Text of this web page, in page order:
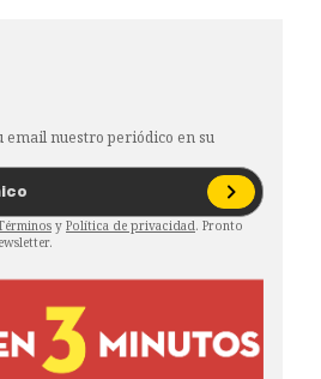
nuestro periódico en su
y Política de privacidad. Pronto